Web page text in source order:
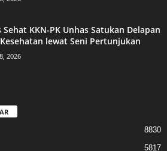
Sehat KKN-PK Unhas Satukan Delapan
lewat Seni Pertunjukan
2026
8830
5817